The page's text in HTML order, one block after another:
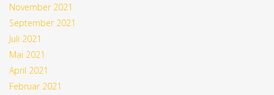
November 2021
September 2021
Juli 2021
Mai 2021
April 2021
Februar 2021